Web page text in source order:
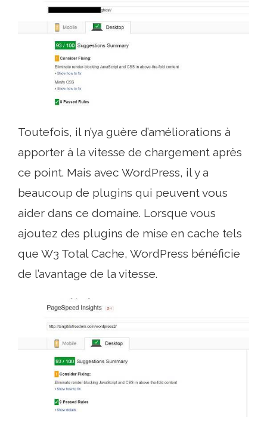
Toutefois, il n’ya guère d’améliorations à
apporter à la vitesse de chargement après
ce point. Mais avec WordPress, il y a
beaucoup de plugins qui peuvent vous
aider dans ce domaine. Lorsque vous
ajoutez des plugins de mise en cache tels
que W3 Total Cache, WordPress bénéficie
de l’avantage de la vitesse.